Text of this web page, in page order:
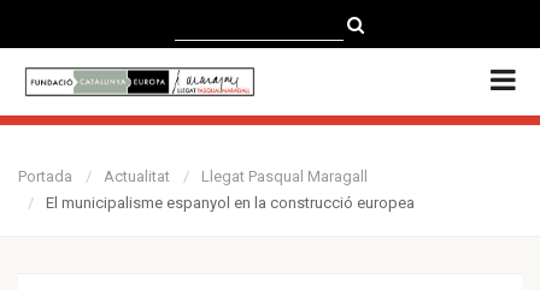
ENGLISH
Portada Actualitat
Llegat Pasqual Maragall
El municipalisme espanyol en la construcció europea